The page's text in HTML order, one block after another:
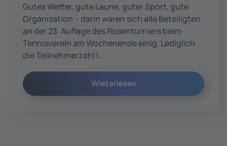
Gutes Wetter, gute Laune, guter Sport, gute
Organisation – darin waren sich alle Beteiligten
an der 23. Auflage des Rosenturniers beim
Tennisverein am Wochenende einig. Lediglich
die Teilnehmerzahl l…
Wieterlesen